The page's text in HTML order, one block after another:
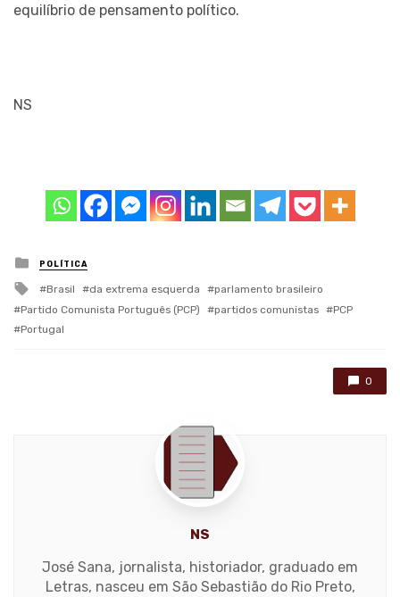
equilíbrio de pensamento político.
NS
Posted
in
POLÍTICA
Tagged
with
Brasil da extrema esquerda
parlamento brasileiro
Partido Comunista Português (PCP)
partidos comunistas
PCP
Portugal
0
NS
José Sana, jornalista, historiador, graduado em
Letras, nasceu em São Sebastião do Rio Preto,